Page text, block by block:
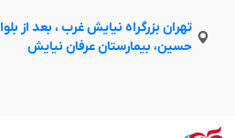
تهران بزرگراه نیایش غرب ، بعد از
حسین، بیمارستان عرفان نیایش